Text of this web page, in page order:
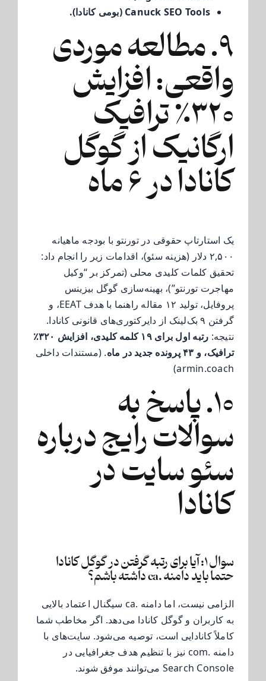
Canuck SEO Tools (بومی کانادا).
۹. مطالعه موردی
واقعی: افزایش
۳۲۰٪ ترافیک
ارگانیک از گوگل
کانادا در ۶ ماه
یک استارتاپ حقوقی در تورنتو با بودجه ماهیانه
۲,۵۰۰ دلار (هزینه سئو)، اقدامات زیر را انجام داد:
تحقیق کلمات کلیدی محلی (تمرکز بر “وکیل
مهاجرت تورنتو”)، بهینه‌سازی گوگل بیزینس
پروفایل، تولید ۱۲ مقاله راهنما با هدف EEAT، و
گرفتن ۹ بک‌لینک از دایرکتوری‌های قانونی کانادا.
نتیجه:
رتبه اول برای ۱۹ کلمه کلیدی، افزایش ۳۲۰٪
ترافیک، و ۴۳ پرونده جدید در ماه
. (مستندات داخلی
armin.coach)
۱۰. پاسخ به
سوالات رایج درباره
سئو سایت در
کانادا
سوال ۱: آیا برای رتبه گرفتن در گوگل کانادا
حتما باید دامنه .ca داشته باشم؟
الزامی نیست، اما دامنه .ca سیگنال اعتماد بالایی
به کاربران و گوگل کانادا می‌دهد. اگر مخاطب شما
کاملاً کانادایی است، توصیه می‌شود. سایت‌های با
دامنه .com نیز با تنظیم هدف جغرافیایی در
Search Console می‌توانند موفق شوند.